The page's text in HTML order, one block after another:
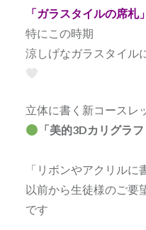
「ガラスタイルの席札」
特にこの時期
涼しげなガラスタイル
立体に書く新コースレ
「美的3Dカリグラ
「リボンやアクリル
以前から生徒様のご要
です